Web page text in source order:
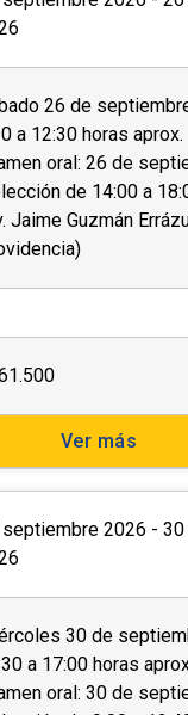
26 de
a 12:30 horas aprox.
oral: 26 de
de 14:00 a
Jaime Guzmán
Ver más
2026 -
30 de
a 17:00 horas
oral: 30 de